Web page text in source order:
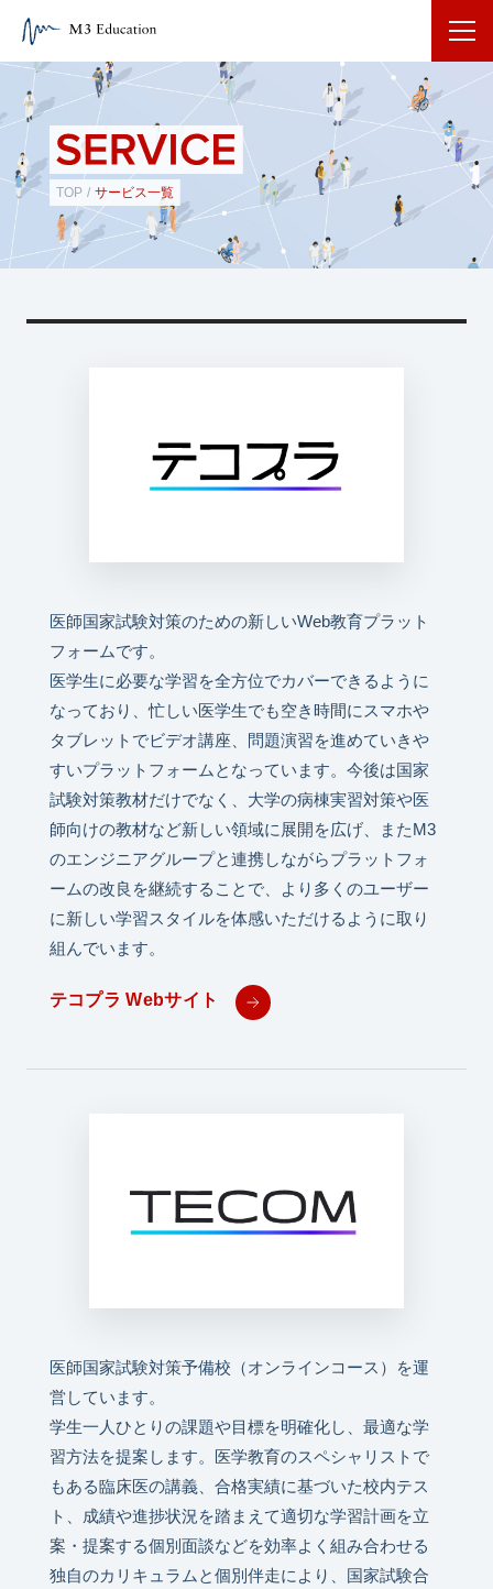
TOP / サービス一覧
医師国家試験対策のための新しいWeb教育プラット
フォームです。
医学生に必要な学習を全方位でカバーできるように
なっており、忙しい医学生でも空き時間にスマホや
タブレットでビデオ講座、問題演習を進めていきや
すいプラットフォームとなっています。今後は国家
試験対策教材だけでなく、大学の病棟実習対策や医
師向けの教材など新しい領域に展開を広げ、またM3
のエンジニアグループと連携しながらプラットフォ
ームの改良を継続することで、より多くのユーザー
に新しい学習スタイルを体感いただけるように取り
組んでいます。
テコプラ Webサイト
医師国家試験対策予備校（オンラインコース）を運
営しています。
学生一人ひとりの課題や目標を明確化し、最適な学
習方法を提案します。医学教育のスペシャリストで
もある臨床医の講義、合格実績に基づいた校内テス
ト、成績や進捗状況を踏まえて適切な学習計画を立
案・提案する個別面談などを効率よく組み合わせる
独自のカリキュラムと個別伴走により、国家試験合